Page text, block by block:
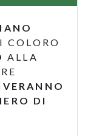
ALLA
DI